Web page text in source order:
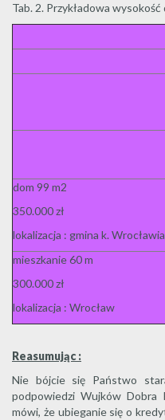
Tab. 2. Przykładowa
dom 99 m2
350.000 zł
lokalizacja : gmina k. Wrocławia
mieszkanie 60 m
300.000 zł
lokalizacja : Wrocław
Reasumując :
Nie bójcie się Państwo
podpowiedzi Wujków Dobra
mówi, że ubieganie się o